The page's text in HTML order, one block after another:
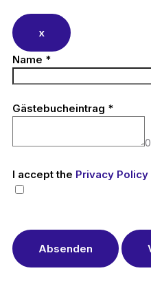
x
Name *
Gästebucheintrag *
0
I accept the Privacy Policy